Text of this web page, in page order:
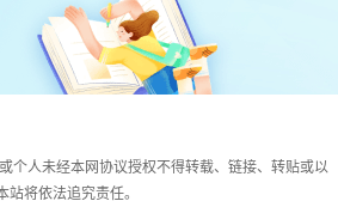
个人未经本网协议授权不得转载、链接、转贴或以
将依法追究责任。